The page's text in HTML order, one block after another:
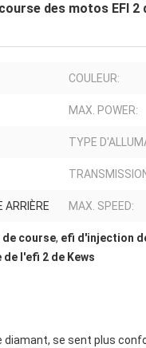
des motos EFI 2
COULEUR:
MAX. POWER:
TYPE
ARRIÈRE MAX. SPEED:
de course, efi d'injection
l'efi 2 de Kews
diamant, se sent plus